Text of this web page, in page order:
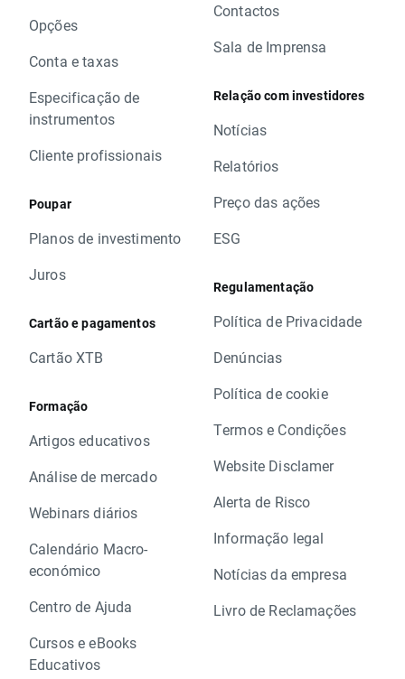
Opções
Conta e taxas
Especificação de
instrumentos
Cliente profissionais
Poupar
Planos de investimento
Juros
Cartão e pagamentos
Cartão XTB
Formação
Artigos educativos
Análise de mercado
Webinars diários
Calendário Macro-
económico
Centro de Ajuda
Cursos e eBooks
Educativos
Contactos
Sala de Imprensa
Relação com investidores
Notícias
Relatórios
Preço das ações
ESG
Regulamentação
Política de Privacidade
Denúncias
Política de cookie
Termos e Condições
Website Disclamer
Alerta de Risco
Informação legal
Notícias da empresa
Livro de Reclamações